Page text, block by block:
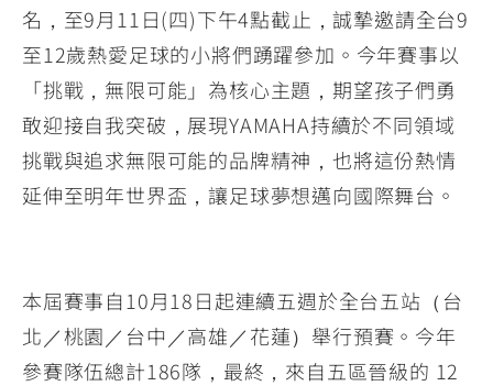
150
MT-
03
MT-
15
150
RS NEO
名，至9月11日(四)下午4點截止，誠摯邀請全台9
至12歲熱愛足球的小將們踴躍參加。今年賽事以
「挑戰，無限可能」為核心主題，期望孩子們勇
敢迎接自我突破，展現YAMAHA持續於不同領域
挑戰與追求無限可能的品牌精神，也將這份熱情
延伸至明年世界盃，讓足球夢想邁向國際舞台。
本屆賽事自10月18日起連續五週於全台五站（台
北／桃園／台中／高雄／花蓮）舉行預賽。今年
參賽隊伍總計186隊，最終，來自五區晉級的 12